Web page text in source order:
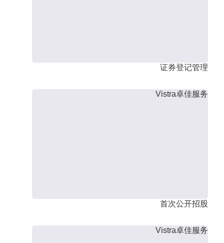
证券登记管理
Vistra卓佳服务
首次公开招股
Vistra卓佳服务